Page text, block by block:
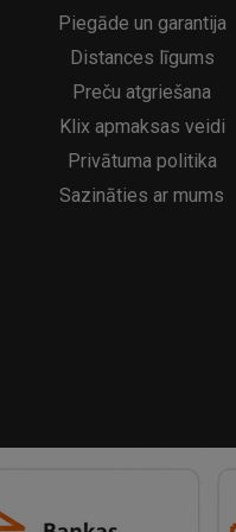
Piegāde un garantija
Distances līgums
Preču atgriešana
Klix apmaksas veidi
Privātuma politika
Sazināties ar mums